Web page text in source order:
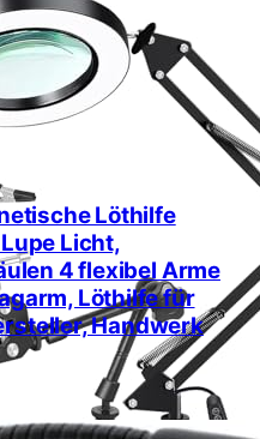
Löthilfe
Licht,
4 flexibel Arme
Löthilfe für
Handwerk